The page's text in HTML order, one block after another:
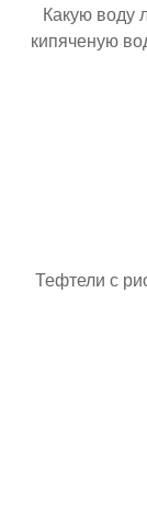
Какую воду
кипяченую
Тефтели с